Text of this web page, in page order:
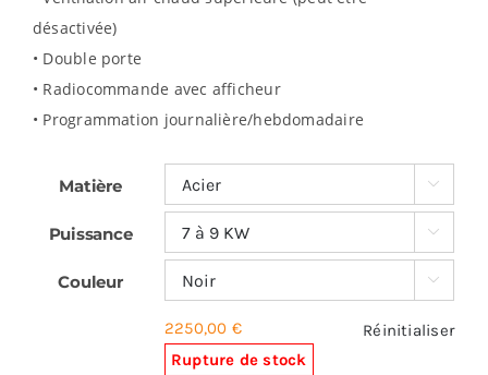
désactivée)
• Double porte
• Radiocommande avec afficheur
• Programmation journalière/hebdomadaire
Matière 
Puissance 
Couleur 
2250,00 €
Rupture de stock
Réinitialiser